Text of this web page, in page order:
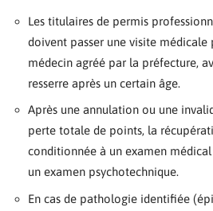
Les titulaires de permis
doivent passer une visite médicale
médecin agréé par la préfecture,
resserre après un certain âge.
Après une annulation ou une
perte totale de points, la
conditionnée à un examen médical
un examen psychotechnique.
En cas de pathologie identifiée